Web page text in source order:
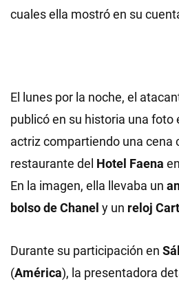
cuales ella mostró en su
El lunes por la noche, el
publicó en su historia una foto
actriz compartiendo una cena
restaurante del Hotel Faena
En la imagen, ella llevaba un
bolso de Chanel y un reloj
Durante su participación en
(América), la presentadora